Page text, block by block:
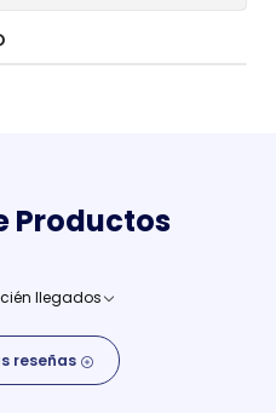
Productos
llegados
reseñas